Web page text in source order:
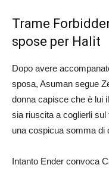
Trame
spose per Halit
Dopo avere
sposa, Asuman segue
donna capisce che è lui
sia riuscita a coglierli
una cospicua somma di
Intanto Ender convoca